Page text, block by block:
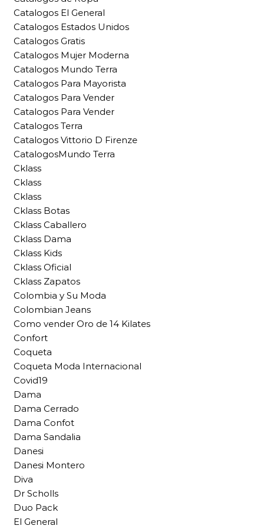
Catalogos El General
Catalogos Estados Unidos
Catalogos Gratis
Catalogos Mujer Moderna
Catalogos Mundo Terra
Catalogos Para Mayorista
Catalogos Para Vender
Catalogos Para Vender
Catalogos Terra
Catalogos Vittorio D Firenze
CatalogosMundo Terra
Cklass
Cklass
Cklass
Cklass Botas
Cklass Caballero
Cklass Dama
Cklass Kids
Cklass Oficial
Cklass Zapatos
Colombia y Su Moda
Colombian Jeans
Como vender Oro de 14 Kilates
Confort
Coqueta
Coqueta Moda Internacional
Covid19
Dama
Dama Cerrado
Dama Confot
Dama Sandalia
Danesi
Danesi Montero
Diva
Dr Scholls
Duo Pack
El General